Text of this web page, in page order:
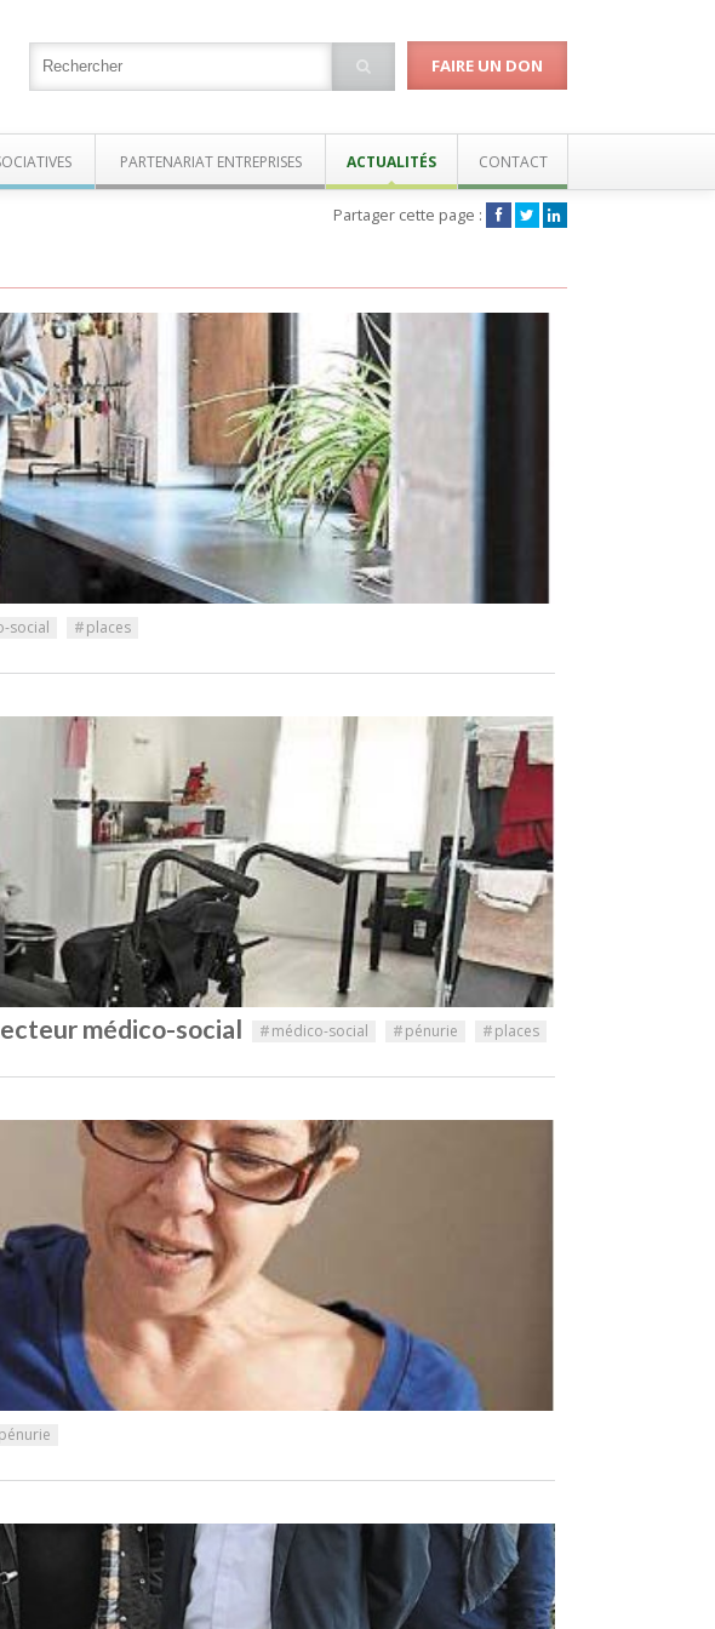
FAIRE UN DON
PARTENARIAT ENTREPRISES ACTUALITÉS CONTACT
Partager cette page :
social #places
médico-social #médico-social #pénurie #places
pénurie